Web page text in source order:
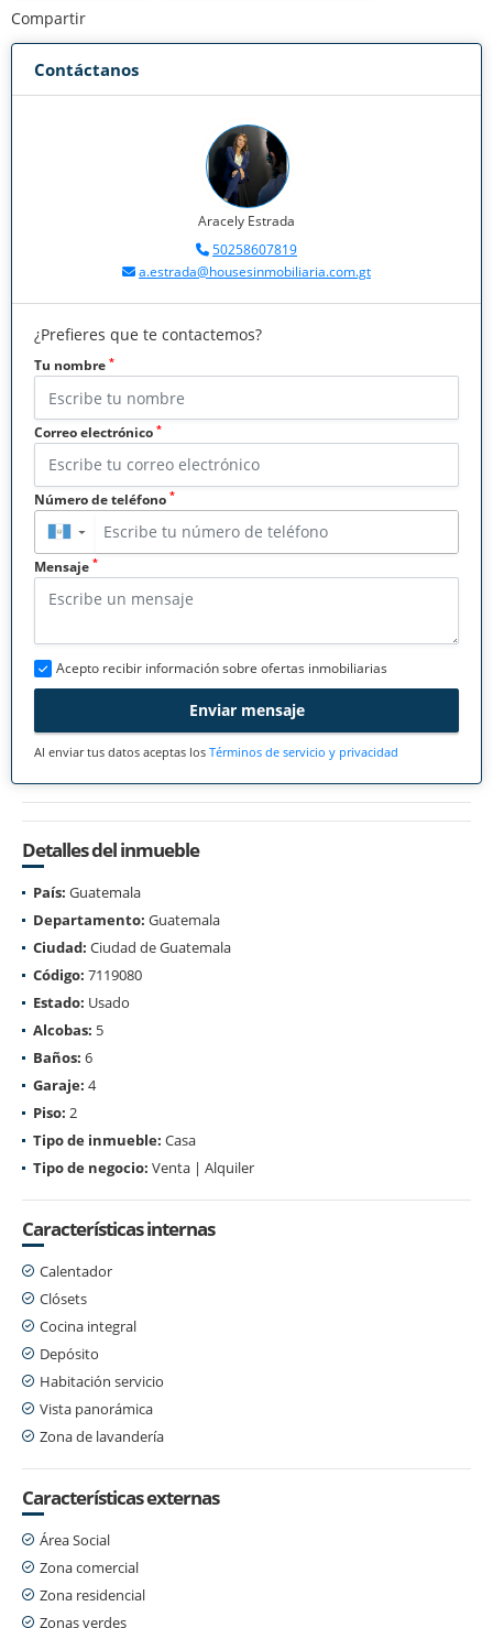
Compartir
Contáctanos
Aracely Estrada
50258607819
a.estrada@housesinmobiliaria.com.gt
¿Prefieres que te contactemos?
Tu nombre *
Correo electrónico *
Número de teléfono *
▼
Mensaje *
Acepto recibir información sobre ofertas inmobiliarias
Enviar mensaje
Al enviar tus datos aceptas los Términos de servicio y privacidad
Detalles del inmueble
País: Guatemala
Departamento: Guatemala
Ciudad: Ciudad de Guatemala
Código: 7119080
Estado: Usado
Alcobas: 5
Baños: 6
Garaje: 4
Piso: 2
Tipo de inmueble: Casa
Tipo de negocio: Venta | Alquiler
Características internas
Calentador
Clósets
Cocina integral
Depósito
Habitación servicio
Vista panorámica
Zona de lavandería
Características externas
Área Social
Zona comercial
Zona residencial
Zonas verdes